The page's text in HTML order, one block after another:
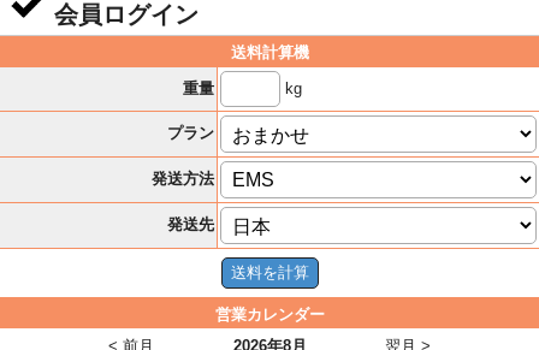
会員ログイン
送料計算機
重量
kg
プラン
発送方法
発送先
営業カレンダー
2026年8月
< 前月
翌月 >